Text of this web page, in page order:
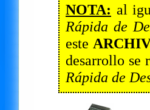
NOTA: al
Rápida de
este
desarrollo se
Rápida de